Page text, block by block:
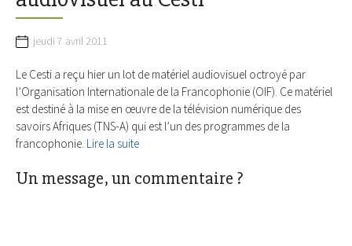
jeudi 7 avril 2011
Le Cesti a reçu hier un lot de matériel audiovisuel octroyé par
l’Organisation Internationale de la Francophonie (OIF). Ce matériel
est destiné à la mise en œuvre de la télévision numérique des
savoirs Afriques (TNS-A) qui est l’un des programmes de la
francophonie. Lire la suite
Un message, un commentaire ?